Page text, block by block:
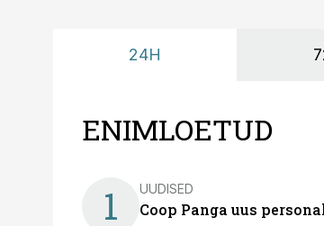
24H
ENIMLOETUD
1 UUDISED
Coop Panga uus